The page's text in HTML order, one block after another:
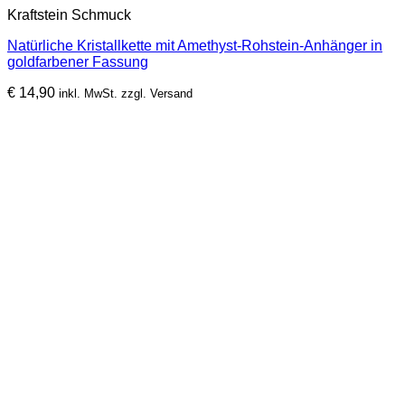
Kraftstein Schmuck
Natürliche Kristallkette mit Amethyst-Rohstein-Anhänger in
goldfarbener Fassung
€ 14,90 inkl. MwSt. zzgl. Versand